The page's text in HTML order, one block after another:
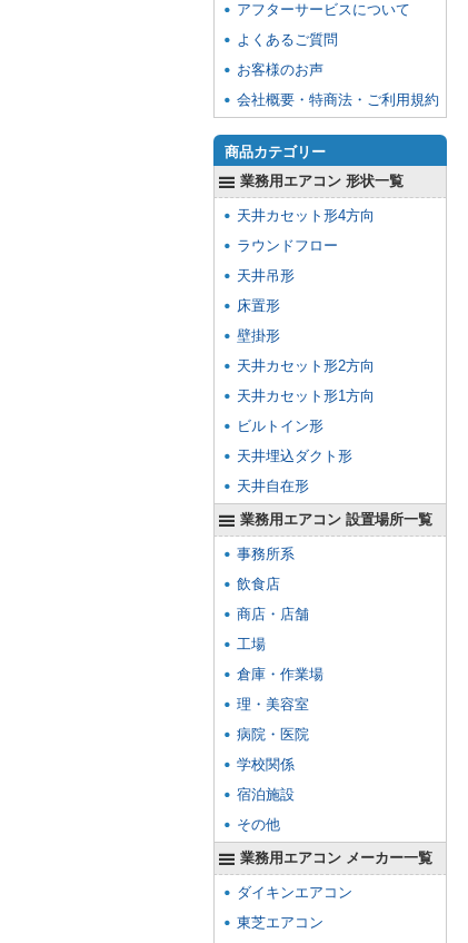
アフターサービスについて
よくあるご質問
お客様のお声
会社概要・特商法・ご利用規約
商品カテゴリー
業務用エアコン 形状一覧
天井カセット形4方向
ラウンドフロー
天井吊形
床置形
壁掛形
天井カセット形2方向
天井カセット形1方向
ビルトイン形
天井埋込ダクト形
天井自在形
業務用エアコン 設置場所一覧
事務所系
飲食店
商店・店舗
工場
倉庫・作業場
理・美容室
病院・医院
学校関係
宿泊施設
その他
業務用エアコン メーカー一覧
ダイキンエアコン
東芝エアコン